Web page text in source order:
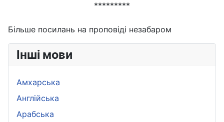
*********
Більше посилань на проповіді незабаром
Інші мови
Амхарська
Aнглійська
Арабська